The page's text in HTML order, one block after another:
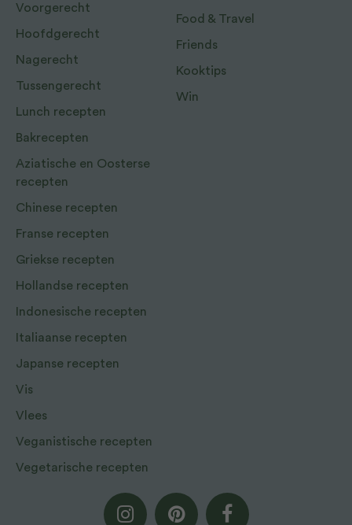
Voorgerecht
Hoofdgerecht
Nagerecht
Tussengerecht
Lunch recepten
Bakrecepten
Aziatische en Oosterse
recepten
Chinese recepten
Franse recepten
Griekse recepten
Hollandse recepten
Indonesische recepten
Italiaanse recepten
Japanse recepten
Vis
Vlees
Veganistische recepten
Vegetarische recepten
Food & Travel
Friends
Kooktips
Win